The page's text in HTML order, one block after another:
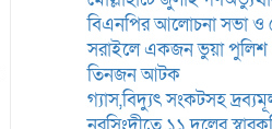
হাজী
ড.
বিএনপির আলোচনা সভা ও
সরাইলে একজন ভুয়া
তিনজন আটক
গ্যাস,বিদ্যুৎ সংকটসহ